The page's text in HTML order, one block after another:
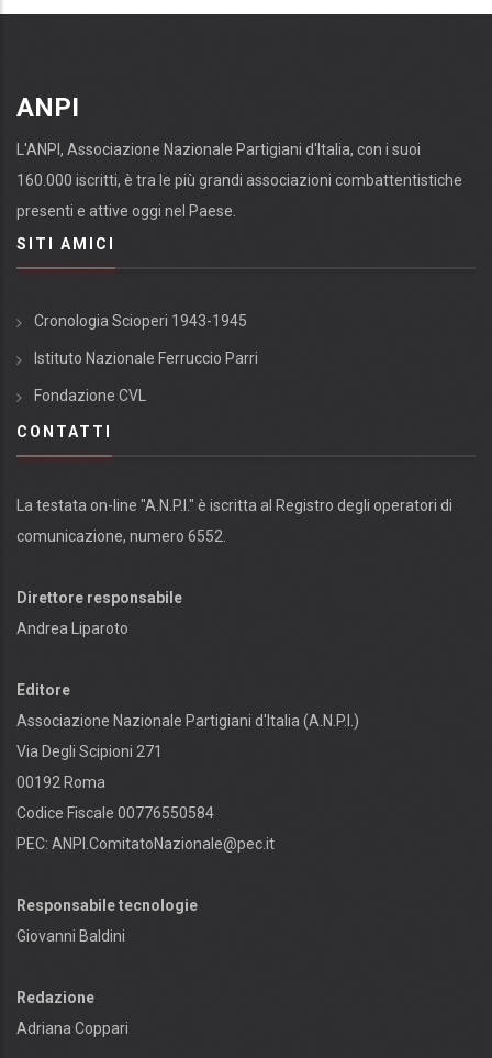
ANPI
L'ANPI, Associazione Nazionale Partigiani d'Italia, con i suoi
160.000 iscritti, è tra le più grandi associazioni combattentistiche
presenti e attive oggi nel Paese.
SITI AMICI
Cronologia Scioperi 1943-1945
Istituto Nazionale Ferruccio Parri
Fondazione CVL
CONTATTI
La testata on-line "A.N.P.I." è iscritta al Registro degli operatori di
comunicazione, numero 6552.
Direttore responsabile
Andrea Liparoto
Editore
Associazione Nazionale Partigiani d'Italia (A.N.P.I.)
Via Degli Scipioni 271
00192 Roma
Codice Fiscale 00776550584
PEC: ANPI.ComitatoNazionale@pec.it
Responsabile tecnologie
Giovanni Baldini
Redazione
Adriana Coppari